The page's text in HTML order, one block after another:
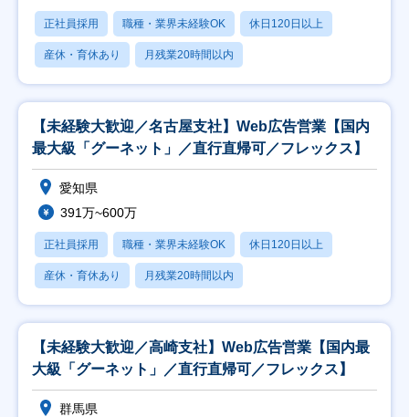
正社員採用 職種・業界未経験OK 休日120日以上
産休・育休あり 月残業20時間以内
【未経験大歓迎／名古屋支社】Web広告営業【国内
最大級「グーネット」／直行直帰可／フレックス】
愛知県
391万~600万
正社員採用 職種・業界未経験OK 休日120日以上
産休・育休あり 月残業20時間以内
【未経験大歓迎／高崎支社】Web広告営業【国内最
大級「グーネット」／直行直帰可／フレックス】
群馬県